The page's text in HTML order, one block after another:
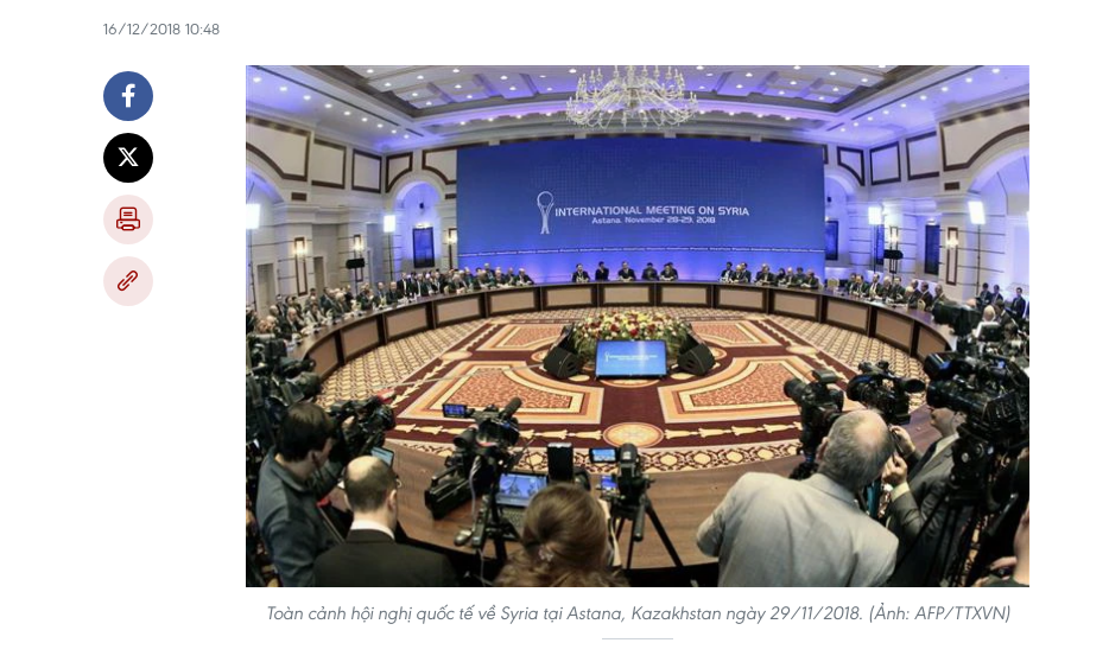
16/12/2018 10:48
Toàn cảnh hội nghị quốc tế về Syria tại Astana, Kazakhstan ngày 29/11/2018. (Ảnh: AFP/TTXVN)